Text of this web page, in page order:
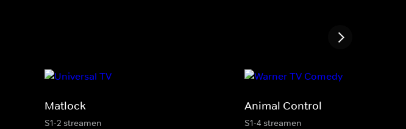
Matlock
S1-2 streamen
Animal Control
S1-4 streamen